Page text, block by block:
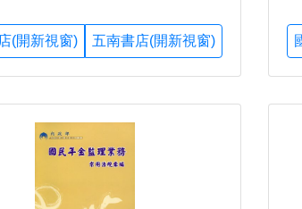
(開新視窗) 五南書店(開新視窗)